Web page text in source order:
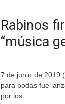
Rabinos
“música
7 de junio de 2019
para bodas fue
por los …